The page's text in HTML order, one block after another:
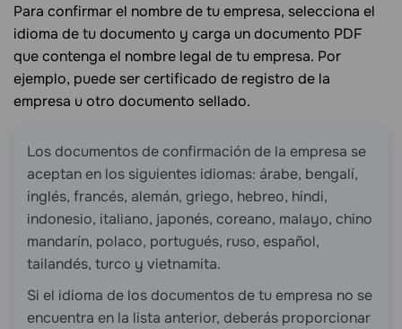
Para confirmar el nombre de tu empresa, selecciona el
idioma de tu documento y carga un documento PDF
que contenga el nombre legal de tu empresa. Por
ejemplo, puede ser certificado de registro de la
empresa u otro documento sellado.
Los documentos de confirmación de la empresa se
aceptan en los siguientes idiomas: árabe, bengalí,
inglés, francés, alemán, griego, hebreo, hindi,
indonesio, italiano, japonés, coreano, malayo, chino
mandarín, polaco, portugués, ruso, español,
tailandés, turco y vietnamita.
Si el idioma de los documentos de tu empresa no se
encuentra en la lista anterior, deberás proporcionar